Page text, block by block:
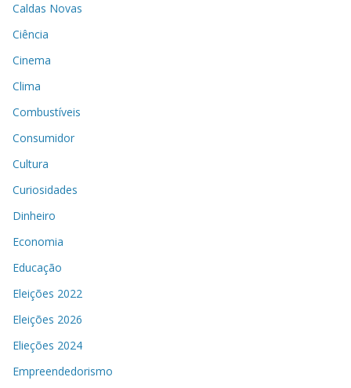
Caldas Novas
Ciência
Cinema
Clima
Combustíveis
Consumidor
Cultura
Curiosidades
Dinheiro
Economia
Educação
Eleições 2022
Eleições 2026
Elieções 2024
Empreendedorismo